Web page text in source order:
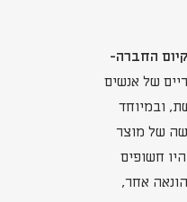
של אנשים
ובמיוחד
של מוצר
חשופים
אחר,